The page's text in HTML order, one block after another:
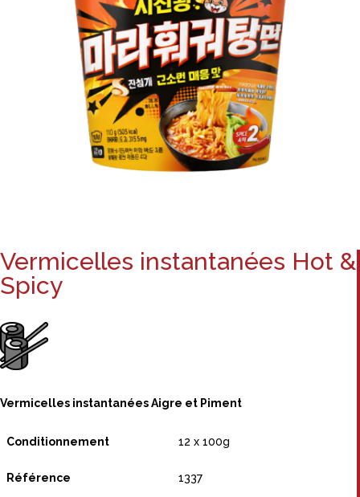
Vermicelles instantanées Hot &
Spicy
Vermicelles instantanées Aigre et Piment
Conditionnement 12 x 100g
Référence 1337